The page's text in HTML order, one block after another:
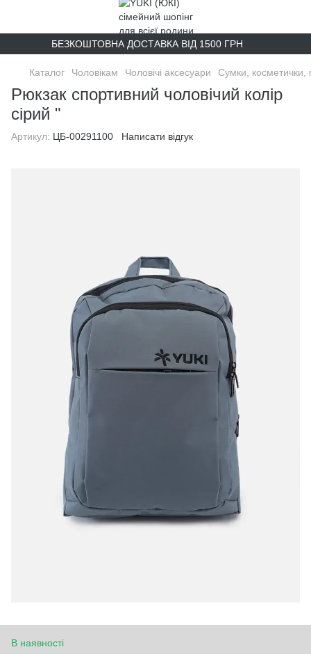
БЕЗКОШТОВНА ДОСТАВКА ВІД 1500 ГРН
Каталог Чоловікам Чоловічі аксесуари Сумки, косметички,
Рюкзак спортивний чоловічий колір
сірий "
Артикул: ЦБ-00291100 Написати відгук
В наявності